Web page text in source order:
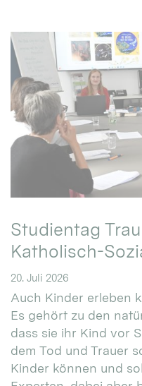
Studientag
Katholisch-
20. Juli 2026
Auch Kinder erleben
Es gehört zu den
dass sie ihr Kind vor
dem Tod und Trauer
Kinder können und